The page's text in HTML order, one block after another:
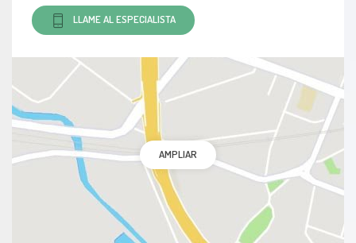
LLAME AL ESPECIALISTA
AMPLIAR